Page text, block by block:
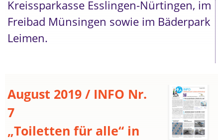
Kreissparkasse Esslingen-Nürtingen, im
Freibad Münsingen sowie im Bäderpark
Leimen.
August 2019 / INFO Nr.
7
„Toiletten für alle“ in